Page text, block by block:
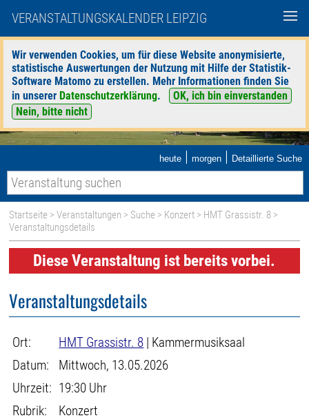
VERANSTALTUNGSKALENDER LEIPZIG
Wir verwenden Cookies, um für diese Website anonymisierte,
statistische Auswertungen der Nutzung mit Hilfe der Statistik-
Software Matomo zu erstellen. Mehr Informationen finden Sie
in unserer Datenschutzerklärung.
OK, ich bin einverstanden
Nein, bitte nicht
heute | morgen | Detaillierte Suche
Startseite >Veranstaltungen > Suche > Konzert > HMT Grassistr. 8 >
Veranstaltungsdetails
Diese Veranstaltung ist bereits vorbei.
Veranstaltungsdetails
Ort: HMT Grassistr. 8 | Kammermusiksaal
Datum:
Mittwoch, 13.05.2026
Uhrzeit: 19:30 Uhr
Rubrik:
Konzert